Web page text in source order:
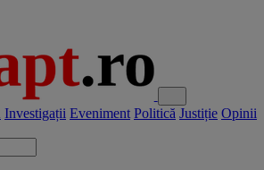
Investigații Eveniment Politică Justiție Opinii